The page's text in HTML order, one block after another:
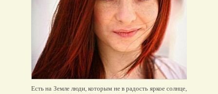
Есть на Земле люди, которым не в радость яркое солнце,